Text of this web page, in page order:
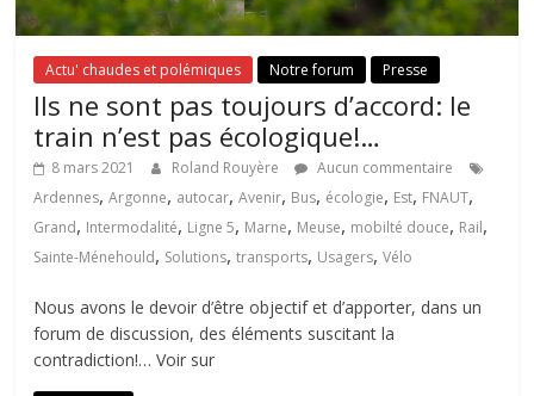
Actu' chaudes et polémiques Notre forum Presse
Ils ne sont pas toujours d’accord: le
train n’est pas écologique!…
8 mars 2021 Roland Rouyère
Aucun commentaire
Ardennes,Argonne, autocar,Avenir, Bus, écologie, Est, FNAUT,
Grand, Intermodalité, Ligne 5, Marne, Meuse, mobilté douce, Rail,
Sainte-Ménehould, Solutions,transports, Usagers,Vélo
Nous avons le devoir d’être objectif et d’apporter, dans un
forum de discussion, des éléments suscitant la
contradiction!… Voir sur